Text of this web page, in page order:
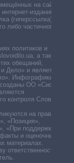
на сайте,
изданий —
(гиперссылка)
либо частичного
политиков и
а также
обещаний,
Дело» и является
Инфографики,
ОО «Система
контроля Слово и
на правах
«Позиция»,
«При поддержке».
и оценочные
материалах.
ответственность за